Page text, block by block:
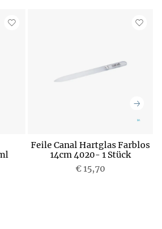
Feile Canal Hartglas Farblos
14cm 4020- 1 Stück
€ 15,70